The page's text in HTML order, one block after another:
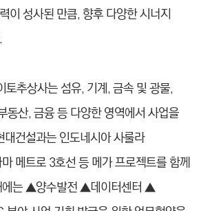
이 성사된 만큼, 향후 다양한 시너지
토추상사는 섬유, 기계, 금속 및 광물,
동산, 금융 등 다양한 영역에서 사업을
대건설과는 인도네시아 사룰라
메트로 3호선 등 메가 프로젝트를 함께
에는 ▲양수발전 ▲데이터센터 ▲